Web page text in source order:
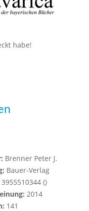
habe!
Brenner Peter J.
Bauer-Verlag
3955510344 ()
2014
141